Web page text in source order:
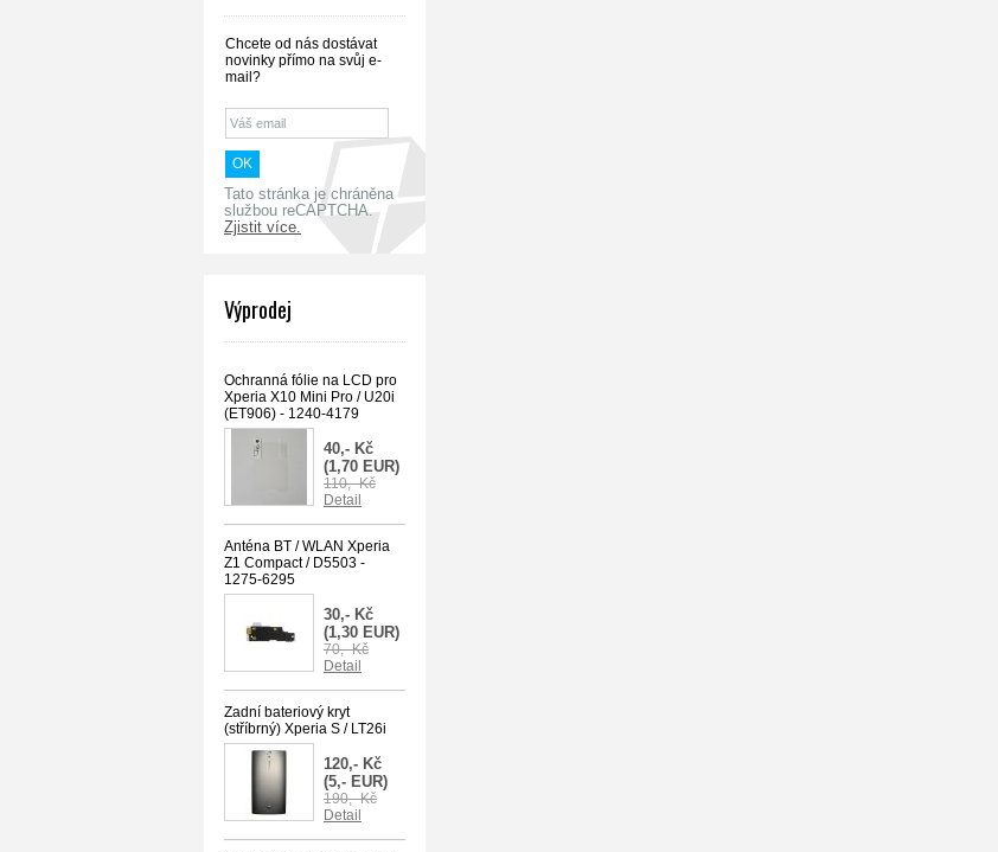
Chcete od nás dostávat
novinky přímo na svůj e-
mail?
Tato stránka je chráněna
službou reCAPTCHA.
Zjistit více.
Výprodej
Ochranná fólie na LCD pro
Xperia X10 Mini Pro / U20i
(ET906) - 1240-4179
40,- Kč
(1,70 EUR)
110,- Kč
Detail
Anténa BT / WLAN Xperia
Z1 Compact / D5503 -
1275-6295
30,- Kč
(1,30 EUR)
70,- Kč
Detail
Zadní bateriový kryt
(stříbrný) Xperia S / LT26i
120,- Kč
(5,- EUR)
190,- Kč
Detail